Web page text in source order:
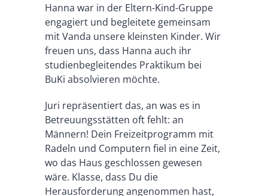
Hanna war in der Eltern-Kind-Gruppe
engagiert und begleitete gemeinsam
mit Vanda unsere kleinsten Kinder. Wir
freuen uns, dass Hanna auch ihr
studienbegleitendes Praktikum bei
BuKi absolvieren möchte.
Juri repräsentiert das, an was es in
Betreuungsstätten oft fehlt: an
Männern! Dein Freizeitprogramm mit
Radeln und Computern fiel in eine Zeit,
wo das Haus geschlossen gewesen
wäre. Klasse, dass Du die
Herausforderung angenommen hast,